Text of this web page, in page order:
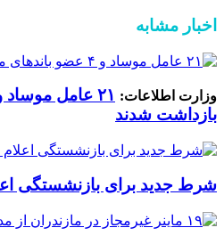
اخبار مشابه
وزارت اطلاعات:
بازداشت شدند
شرط جدید برای بازنشستگی